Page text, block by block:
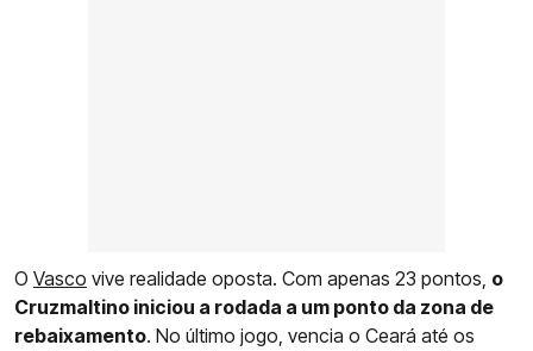
O Vasco vive realidade oposta. Com apenas 23 pontos, o
Cruzmaltino iniciou a rodada a um ponto da zona de
rebaixamento. No último jogo, vencia o Ceará até os